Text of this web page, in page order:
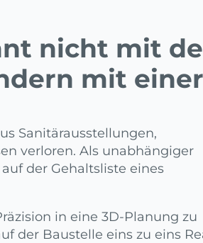
nicht mit
mit einer
Sanitärausstellungen,
verloren. Als unabhängiger
der Gehaltsliste eines
in eine 3D-Planung zu
der Baustelle eins zu eins